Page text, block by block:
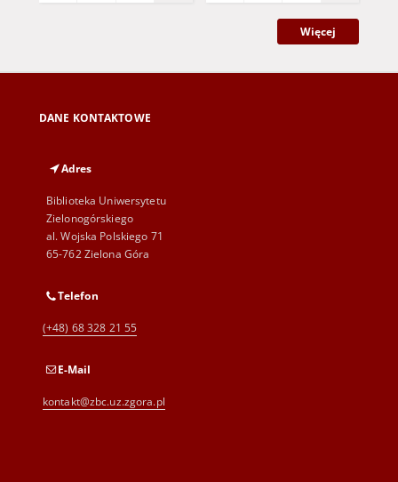
Więcej
DANE KONTAKTOWE
Adres
Biblioteka Uniwersytetu
Zielonogórskiego
al. Wojska Polskiego 71
65-762 Zielona Góra
Telefon
(+48) 68 328 21 55
E-Mail
kontakt@zbc.uz.zgora.pl